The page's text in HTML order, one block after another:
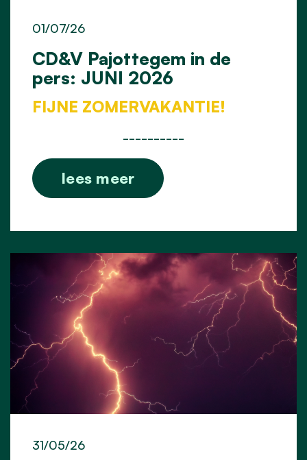
CD&V Pajottegem in de
pers: JUNI 2026
01/07/26
FIJNE ZOMERVAKANTIE!
lees meer
31/05/26